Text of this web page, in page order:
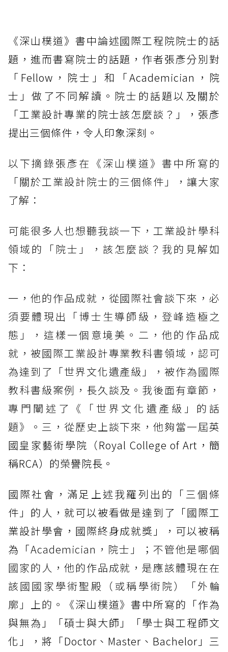
《深山樸道》書中論述國際工程院院士的話
題，進而書寫院士的話題，作者張彥分別對
「Fellow，院士」和「Academician，院
士」做了不同解讀。院士的話題以及關於
「工業設計專業的院士該怎麼談？」，張彥
提出三個條件，令人印象深刻。
以下摘錄張彥在《深山樸道》書中所寫的
「關於工業設計院士的三個條件」，讓大家
了解：
可能很多人也想聽我談一下，工業設計學科
領域的「院士」，該怎麼談？我的見解如
下：
一， 他的作品成就，從國際社會談下來，必
須要體現出「博士生導師級，登峰造極之
態」，這樣一個意境美。二，他的作品成
就，被國際工業設計專業教科書領域，認可
為達到了「世界文化遺產級」，被作為國際
教科書級案例，長久談及。我後面有章節，
專門闡述了《「世界文化遺產級」的話
題》。三，從歷史上談下來，他夠當一屆英
國皇家藝術學院（Royal College of Art，簡
稱RCA）的榮譽院長。
國際社會，滿足上述我羅列出的「三個條
件」的人，就可以被看做是達到了「國際工
業設計學會，國際終身成就獎」，可以被稱
為「Academician，院士」；不管他是哪個
國家的人，他的作品成就，是應該體現在在
該國國家學術聖殿（或稱學術院）「外輪
廓」上的。
《深山樸道》書中所寫的「作為
與無為」「碩士與大師」「學士與工程師文
化」，將「Doctor、Master、Bachelor」三